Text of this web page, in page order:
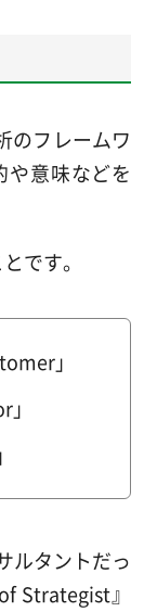
のフレームワ
や意味などを
です。
」
ルタントだっ
Strategist』